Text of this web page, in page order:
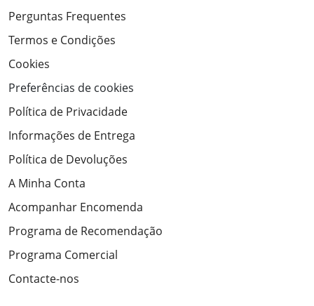
Perguntas Frequentes
Termos e Condições
Cookies
Preferências de cookies
Política de Privacidade
Informações de Entrega
Política de Devoluções
A Minha Conta
Acompanhar Encomenda
Programa de Recomendação
Programa Comercial
Contacte-nos